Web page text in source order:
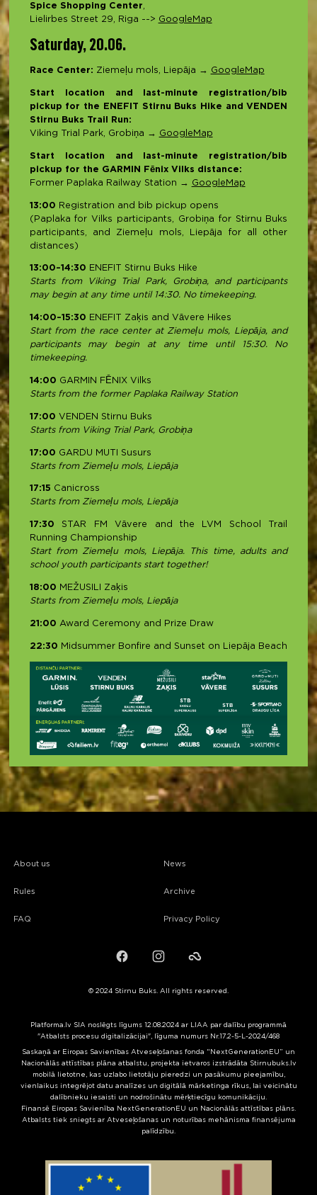
Spice Shopping Center
Lielirbes Street 29, Riga --> GoogleMap
Saturday, 20.06.
Race Center: Ziemeļu mols, Liepāja → GoogleMap
Start location and last-minute registration/bib
pickup for the ENEFIT Stirnu Buks Hike and VENDEN
Stirnu Buks Trail Run:
Viking Trial Park, Grobiņa →
GoogleMap
Start location and last-minute registration/bib
pickup for the GARMIN Fēnix Vilks distance:
Former Paplaka Railway Station →
GoogleMap
13:00 Registration and bib pickup opens
(Paplaka for Vilks participants, Grobiņa for Stirnu Buks
participants, and Ziemeļu mols, Liepāja for all other
distances)
13:00–14:30 ENEFIT Stirnu Buks Hike
Starts from Viking Trial Park, Grobiņa, and participants
may begin at any time until 14:30. No timekeeping.
14:00–15:30 ENEFIT Zaķis and Vāvere Hikes
Start from the race center at Ziemeļu mols, Liepāja, and
participants may begin at any time until 15:30. No
timekeeping.
14:00 GARMIN FĒNIX Vilks
Starts from the former Paplaka Railway Station
17:00 VENDEN Stirnu Buks
Starts from Viking Trial Park, Grobiņa
17:00 GARDU MUTI Susurs
Starts from Ziemeļu mols, Liepāja
17:15 Canicross
Starts from Ziemeļu mols, Liepāja
17:30 STAR FM Vāvere and the LVM School Trail
Running Championship
Start from Ziemeļu mols, Liepāja. This time, adults and
school youth participants start together!
18:00 MEŽUSILI Zaķis
Starts from Ziemeļu mols, Liepāja
21:00 Award Ceremony and Prize Draw
22:30 Midsummer Bonfire and Sunset on Liepāja Beach
About us
Rules
FAQ
News
Archive
Privacy Policy
FacebookInstagramFailiem.lv
© 2024 Stirnu Buks. All rights reserved.
Platforma.lv SIA noslēgts līgums 12.08.2024 ar LIAA par dalību programmā
"Atbalsts procesu digitalizācijai", līguma numurs Nr.17.2-5-L-2024/468
Saskaņā ar Eiropas Savienības Atveseļošanas fonda “NextGenerationEU” un
Nacionālās attīstības plāna atbalstu, projekta ietvaros izstrādāta Stirnubuks.lv
mobilā lietotne, kas uzlabo lietotāju pieredzi un pasākumu pieejamību,
vienlaikus integrējot datu analīzes un digitālā mārketinga rīkus, lai veicinātu
dalībnieku iesaisti un nodrošinātu mērķtiecīgu komunikāciju.
Finansē Eiropas Savienība NextGenerationEU un Nacionālās attīstības plāns.
Atbalsts tiek sniegts ar Atveseļošanas un noturības mehānisma finansējuma
palīdzību.